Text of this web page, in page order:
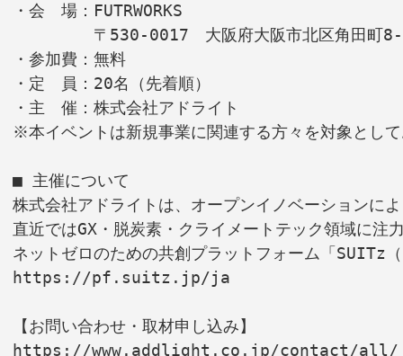
・会　場：FUTRWORKS
〒530-0017　大阪府大阪市北区角田町8-
・参加費：無料
・定　員：20名（先着順）
・主　催：株式会社アドライト
※本イベントは新規事業に関連する方々を対象とし
■ 主催について
株式会社アドライトは、オープンイノベーションに
直近ではGX・脱炭素・クライメートテック領域に
ネットゼロのための共創プラットフォーム「SUITz
https://pf.suitz.jp/ja
【お問い合わせ・取材申し込み】
https://www.addlight.co.jp/contact/all/